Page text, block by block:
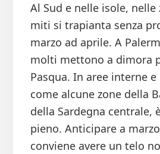
Al Sud e nelle isole, nelle
miti si trapianta senza
marzo ad aprile. A
molti mettono a dimora
Pasqua. In aree interne e
come alcune zone della
della Sardegna centrale,
pieno. Anticipare a
conviene avere un telo